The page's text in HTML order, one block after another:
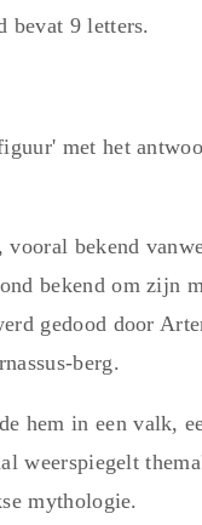
bevat 9 letters.
met het
bekend
bekend om zijn
gedood door
berg.
hem in een valk,
weerspiegelt
mythologie.